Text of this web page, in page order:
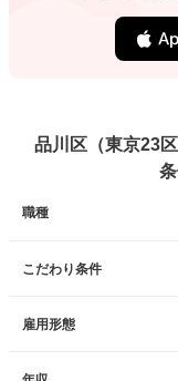
品川区（東京23
職種
こだわり条件
雇用形態